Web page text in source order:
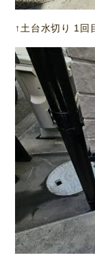
↑土台水切り 1回